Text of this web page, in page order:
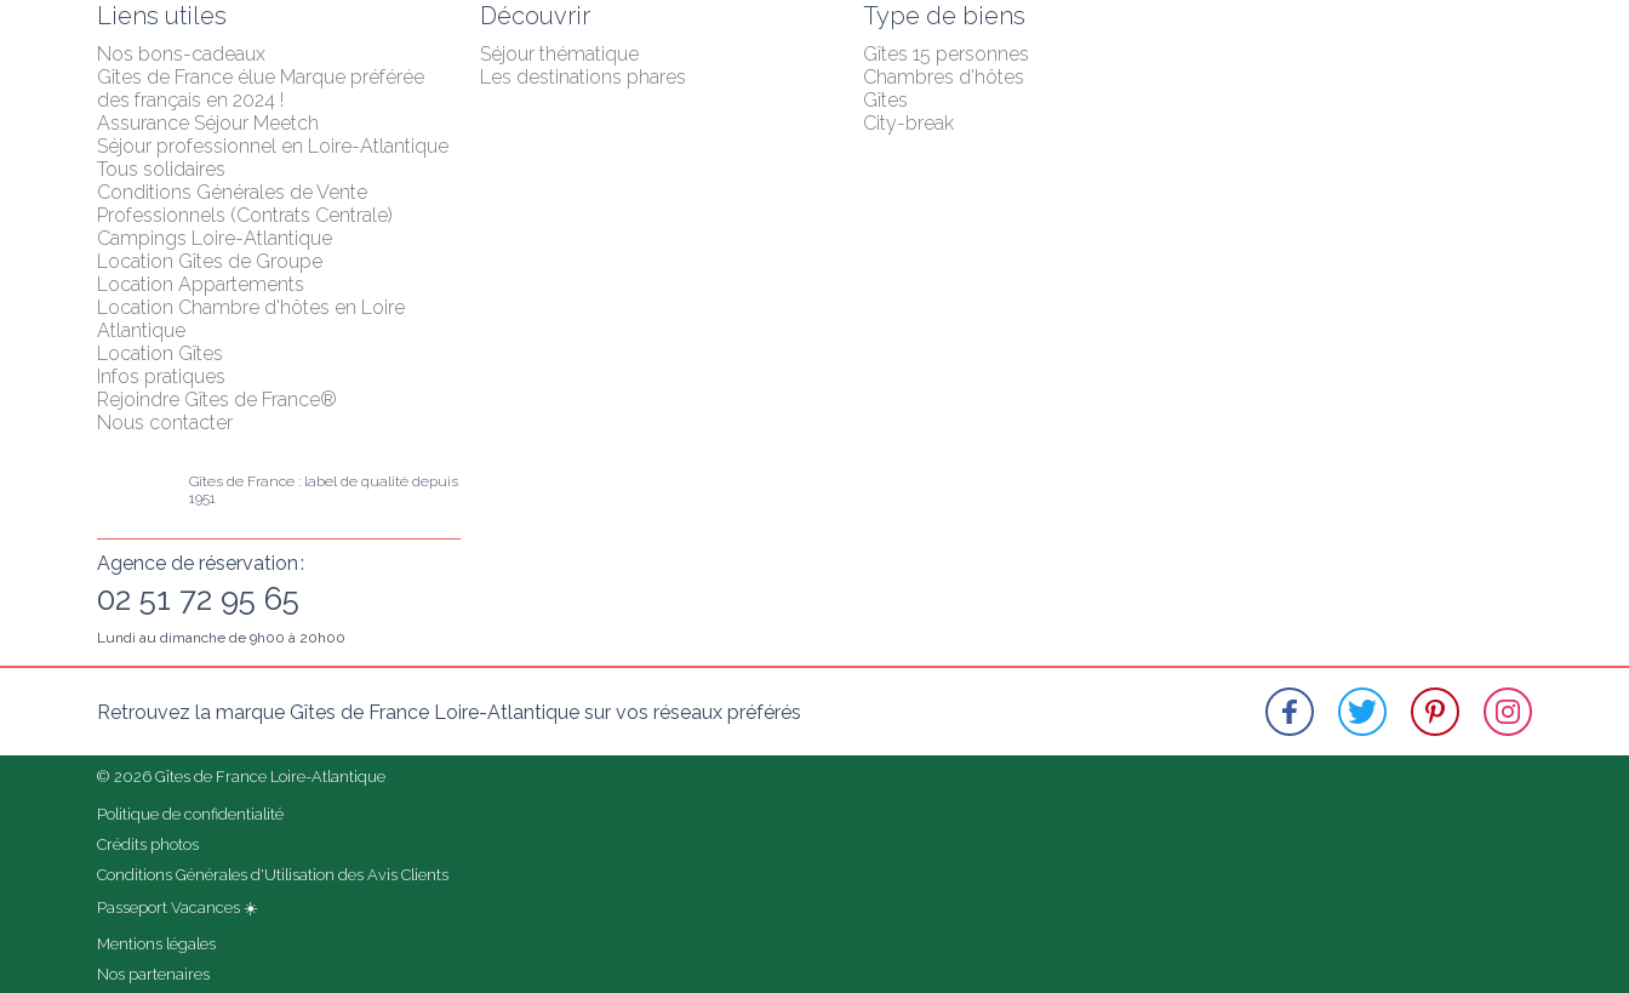
Liens utiles
Nos bons-cadeaux
Gîtes de France élue Marque préférée
des français en 2024 !
Assurance Séjour Meetch
Séjour professionnel en Loire-Atlantique
Tous solidaires
Conditions Générales de Vente
Professionnels (Contrats Centrale)
Campings Loire-Atlantique
Location Gîtes de Groupe
Location Appartements
Location Chambre d'hôtes en Loire
Atlantique
Location Gîtes
Infos pratiques
Rejoindre Gîtes de France®
Nous contacter
Découvrir
Séjour thématique
Les destinations phares
Type de biens
Gîtes 15 personnes
Chambres d'hôtes
Gîtes
City-break
Gîtes de France : label de qualité depuis
1951
Agence de réservation :
02 51 72 95 65
Lundi au dimanche de 9h00 à 20h00
Retrouvez la marque Gîtes de France Loire-Atlantique sur vos réseaux préférés
© 2026 Gîtes de France Loire-Atlantique
Politique de confidentialité
Crédits photos
Conditions Générales d'Utilisation des Avis Clients
Passeport Vacances ☀️
Mentions légales
Nos partenaires